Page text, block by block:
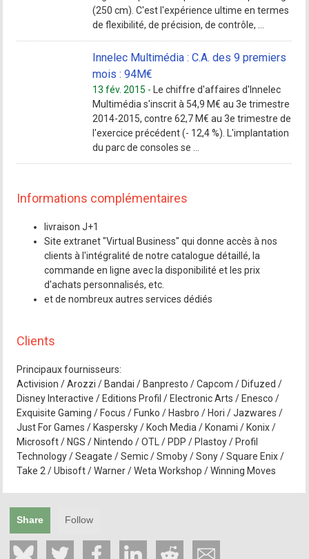
(250 cm). C'est l'expérience ultime en termes
de flexibilité, de précision, de contrôle, ...
Innelec Multimédia : C.A. des 9 premiers
mois : 94M€
13 fév. 2015 -
Le chiffre d'affaires d'Innelec
Multimédia s'inscrit à 54,9 M€ au 3e trimestre
2014-2015, contre 62,7 M€ au 3e trimestre de
l'exercice précédent (- 12,4 %). L'implantation
du parc de consoles se ...
Informations complémentaires
livraison J+1
Site extranet "Virtual Business" qui donne accès à nos
clients à l'intégralité de notre catalogue détaillé, la
commande en ligne avec la disponibilité et les prix
d'achats personnalisés, etc.
et de nombreux autres services dédiés
Clients
Principaux fournisseurs:
Activision / Arozzi / Bandai / Banpresto / Capcom / Difuzed /
Disney Interactive / Editions Profil / Electronic Arts / Enesco /
Exquisite Gaming / Focus / Funko / Hasbro / Hori / Jazwares /
Just For Games / Kaspersky / Koch Media / Konami / Konix /
Microsoft / NGS / Nintendo / OTL / PDP / Plastoy / Profil
Technology / Seagate / Semic / Smoby / Sony / Square Enix /
Take 2 / Ubisoft / Warner / Weta Workshop / Winning Moves
Share Follow